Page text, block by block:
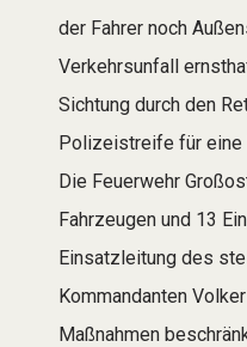
der Fahrer noch
Verkehrsunfall
Sichtung durch den
Polizeistreife für eine
Die Feuerwehr
Fahrzeugen und 13
Einsatzleitung des
Kommandanten
Maßnahmen